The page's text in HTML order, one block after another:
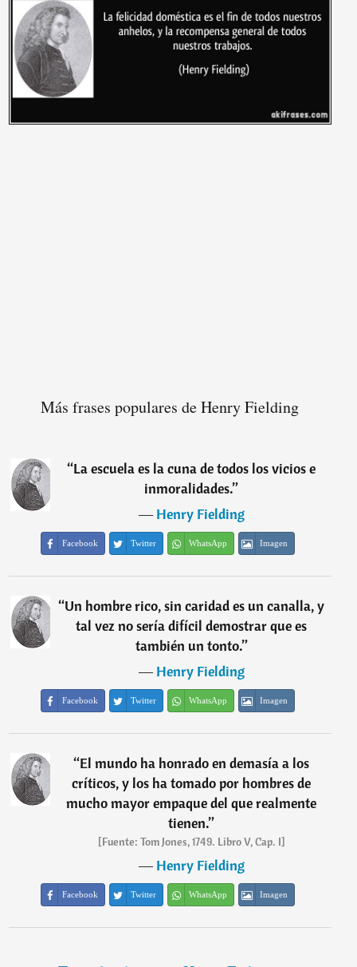
Más frases populares de Henry Fielding
“La escuela es la cuna de todos los vicios e
inmoralidades.”
―Henry Fielding
Facebook Twitter WhatsApp Imagen
“Un hombre rico, sin caridad es un canalla, y
tal vez no sería difícil demostrar que es
también un tonto.”
―Henry Fielding
Facebook Twitter WhatsApp Imagen
“El mundo ha honrado en demasía a los
críticos, y los ha tomado por hombres de
mucho mayor empaque del que realmente
tienen.”
[Fuente: Tom Jones, 1749. Libro V, Cap. I]
―Henry Fielding
Facebook Twitter WhatsApp Imagen